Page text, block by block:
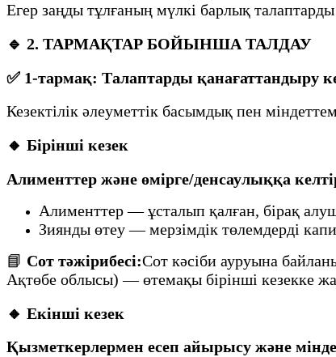
Егер заңды тұлғаның мүлкі барлық
🔹 2. ТАРМАҚТАР БОЙЫНША ТАЛДАУ
✅ 1-тармақ: Талаптарды қанағаттандыру
Кезектілік әлеуметтік басымдық пен
🔸 Бірінші кезек
Алименттер және өмірге/денсаулыққа
Алименттер — ұсталып қалған, бірақ
Зиянды өтеу — мерзімдік төлемдерді
📘 Сот тәжірибесі:Сот кәсіби ауруына
Ақтөбе облысы) — өтемақы бірінші кезекке
🔸 Екінші кезек
Қызметкерлермен есеп айырысу және